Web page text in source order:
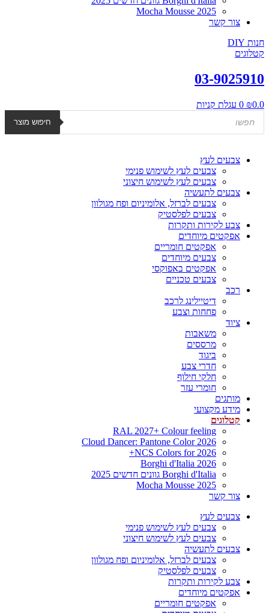
Mocha Mousse 2025
צור קשר
חנות DIY
קטלוגים
03-9025910
₪0.0
0 עגלת קניות
Products
search
חיפוש מוצר
צבעים לעץ
צבעים לעץ לשימוש פנימי
צבעים לעץ לשימוש חיצוני
צבעים לתעשיה
צבעים לברזל, אלומיניום ופח מגולוון
צבעים לפלסטיק
צבע לקירות ותקרות
אפקטים מיוחדים
אפקטים חומריים
צבעים מיוחדים
אפקטים באפוקסי
צבעים טכניים
רכב
דיטיילינג לרכב
פחחות וצבע
ציוד
משאבות
מרססים
ביגוד
חדרי צבע
חלקי חילוף
חומרי עזר
מותגים
מידע מקצועי
קטלוגים
RAL 2027+ Colour feeling
Cloud Dancer: Pantone Color 2026
NCS Colors for 2026+
Borghi d'Italia 2026
Borghi d'Italia גוונים חדשים 2025
Mocha Mousse 2025
צור קשר
צבעים לעץ
צבעים לעץ לשימוש פנימי
צבעים לעץ לשימוש חיצוני
צבעים לתעשיה
צבעים לברזל, אלומיניום ופח מגולוון
צבעים לפלסטיק
צבע לקירות ותקרות
אפקטים מיוחדים
אפקטים חומריים